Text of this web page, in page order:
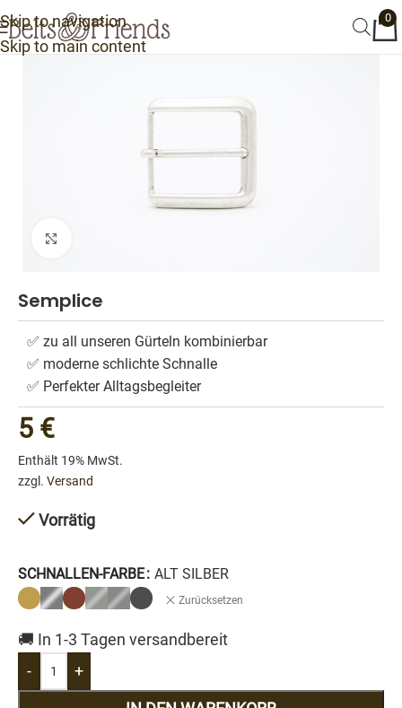
Skip to navigation
Skip to main content
0
Semplice
✅ zu all unseren Gürteln kombinierbar
✅ moderne schlichte Schnalle
✅ Perfekter Alltagsbegleiter
5 €
Enthält 19% MwSt.
zzgl. Versand
Vorrätig
SCHNALLEN-FARBE ALT SILBER
Zurücksetzen
🚚 In 1-3 Tagen versandbereit
-
+